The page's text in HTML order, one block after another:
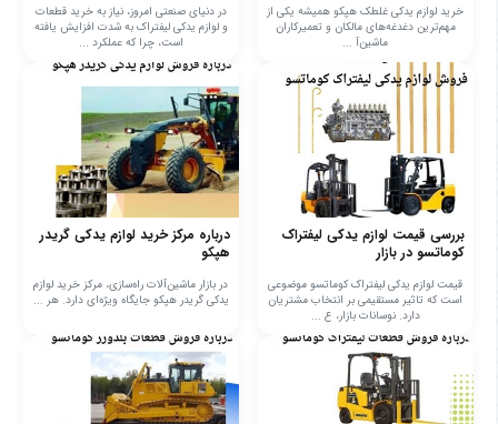
خرید لوازم یدکی غلطک هپکو همیشه یکی از
مهم‌ترین دغدغه‌های مالکان و تعمیرکاران
ماشین‌آ ...
در دنیای صنعتی امروز، نیاز به خرید قطعات
و لوازم یدکی لیفتراک به شدت افزایش یافته
است، چرا که عملکرد ...
بررسی قیمت لوازم یدکی لیفتراک
کوماتسو در بازار
قیمت لوازم یدکی لیفتراک کوماتسو موضوعی
است که تاثیر مستقیمی بر انتخاب مشتریان
دارد. نوسانات بازار، ع ...
درباره مرکز خرید لوازم یدکی گریدر
هپکو
در بازار ماشین‌آلات راه‌سازی، مرکز خرید لوازم
یدکی گریدر هپکو جایگاه ویژه‌ای دارد. هر ...